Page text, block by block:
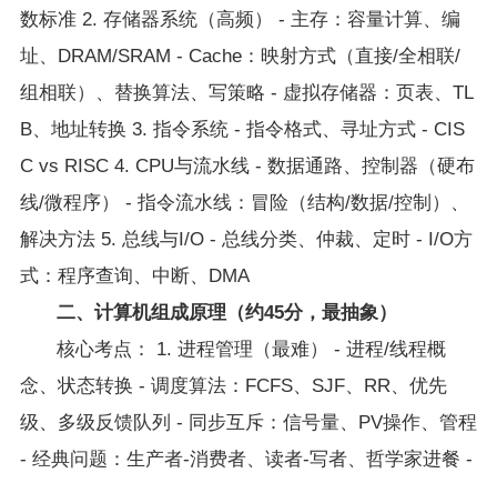
数标准 2. 存储器系统（高频） - 主存：容量计算、编
址、DRAM/SRAM - Cache：映射方式（直接/全相联/
组相联）、替换算法、写策略 - 虚拟存储器：页表、TL
B、地址转换 3. 指令系统 - 指令格式、寻址方式 - CIS
C vs RISC 4. CPU与流水线 - 数据通路、控制器（硬布
线/微程序） - 指令流水线：冒险（结构/数据/控制）、
解决方法 5. 总线与I/O - 总线分类、仲裁、定时 - I/O方
式：程序查询、中断、DMA
二、计算机组成原理（约45分，最抽象）
核心考点： 1. 进程管理（最难） - 进程/线程概
念、状态转换 - 调度算法：FCFS、SJF、RR、优先
级、多级反馈队列 - 同步互斥：信号量、PV操作、管程
- 经典问题：生产者-消费者、读者-写者、哲学家进餐 -